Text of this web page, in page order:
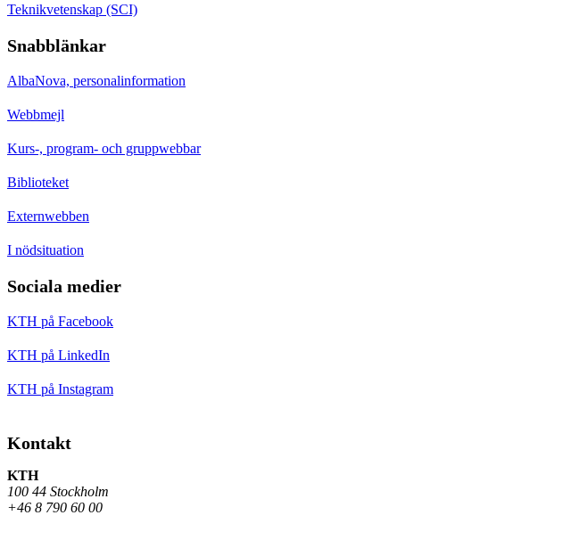
Teknikvetenskap (SCI)
Snabblänkar
AlbaNova, personalinformation
Webbmejl
Kurs-, program- och gruppwebbar
Biblioteket
Externwebben
I nödsituation
Sociala medier
KTH på Facebook
KTH på LinkedIn
KTH på Instagram
Kontakt
KTH
100 44 Stockholm
+46 8 790 60 00